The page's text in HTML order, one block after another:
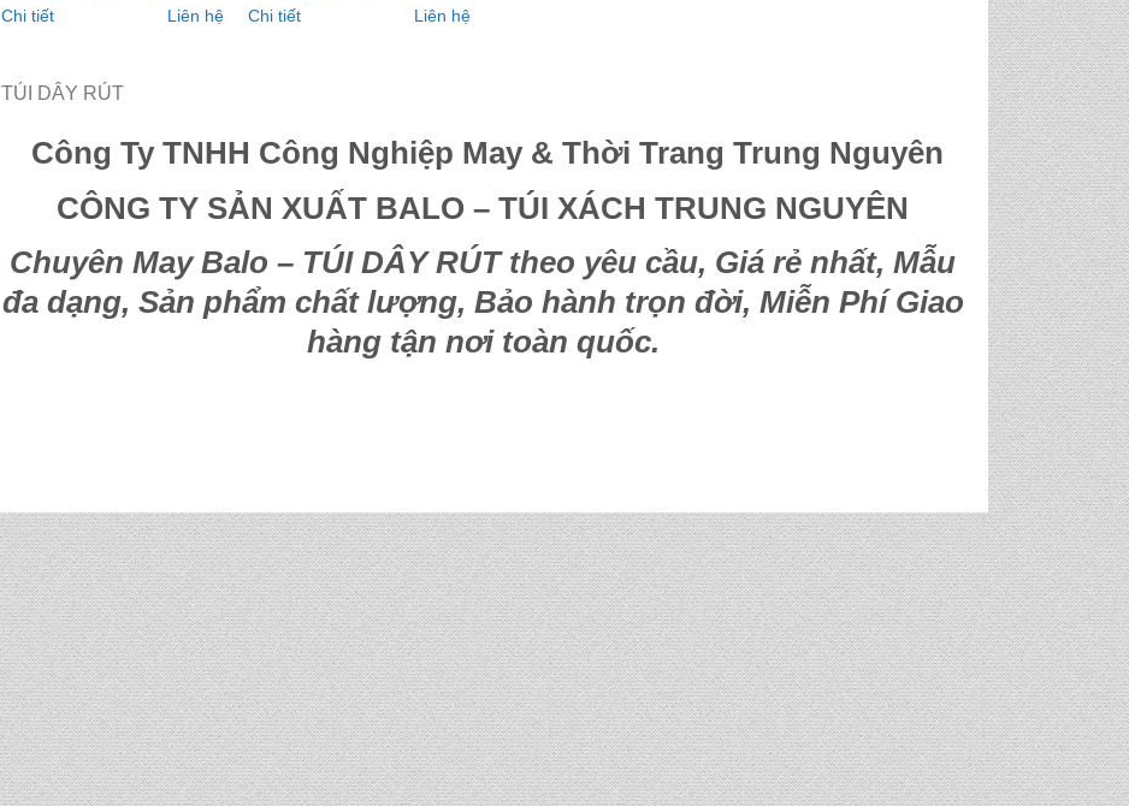
TÚI DÂY RÚT
Công Ty TNHH Công Nghiệp May & Thời Trang Trung Nguyên
CÔNG TY SẢN XUẤT BALO – TÚI XÁCH TRUNG NGUYÊN
Chuyên May Balo – TÚI DÂY RÚT theo yêu cầu, Giá rẻ nhất, Mẫu
đa dạng, Sản phẩm chất lượng, Bảo hành trọn đời, Miễn Phí Giao
hàng tận nơi toàn quốc.
Chi tiết
Liên hệ
Chi tiết
Liên hệ